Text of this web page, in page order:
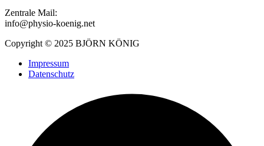
Zentrale Mail:
info@physio-koenig.net
Copyright © 2025 BJÖRN KÖNIG
Impressum
Datenschutz